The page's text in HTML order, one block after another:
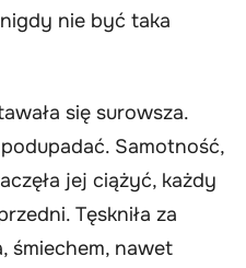
nie być taka
się surowsza.
Samotność,
jej ciążyć, każdy
Tęskniła za
śmiechem, nawet